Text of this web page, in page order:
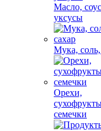
Масло,
уксусы
Мука, соль,
Орехи,
семечки